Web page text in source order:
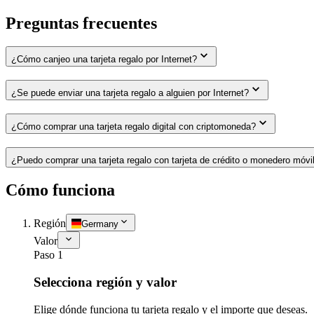
Preguntas frecuentes
¿Cómo canjeo una tarjeta regalo por Internet?
¿Se puede enviar una tarjeta regalo a alguien por Internet?
¿Cómo comprar una tarjeta regalo digital con criptomoneda?
¿Puedo comprar una tarjeta regalo con tarjeta de crédito o monedero
Cómo funciona
Región Germany
Valor
Paso 1
Selecciona región y valor
Elige dónde funciona tu tarjeta regalo y el importe que deseas.